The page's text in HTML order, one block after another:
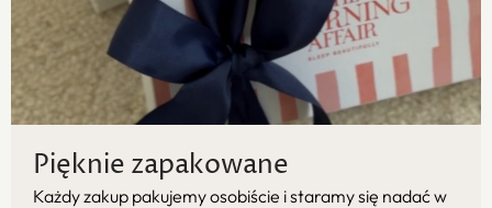
Pięknie zapakowane
Każdy zakup pakujemy osobiście i staramy się nadać w